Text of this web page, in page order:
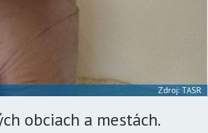
Zdroj: TASR
obciach a mestách.